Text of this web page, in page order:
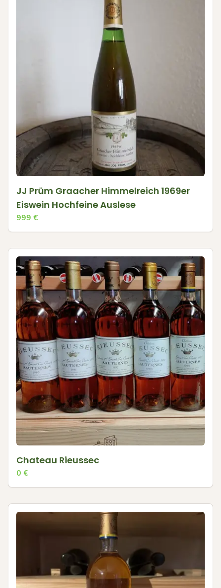
JJ Prüm Graacher Himmelreich 1969er
Eiswein Hochfeine Auslese
999 €
Chateau Rieussec
0 €